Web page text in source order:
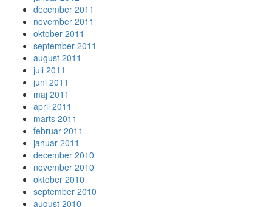
december 2011
november 2011
oktober 2011
september 2011
august 2011
juli 2011
juni 2011
maj 2011
april 2011
marts 2011
februar 2011
januar 2011
december 2010
november 2010
oktober 2010
september 2010
august 2010